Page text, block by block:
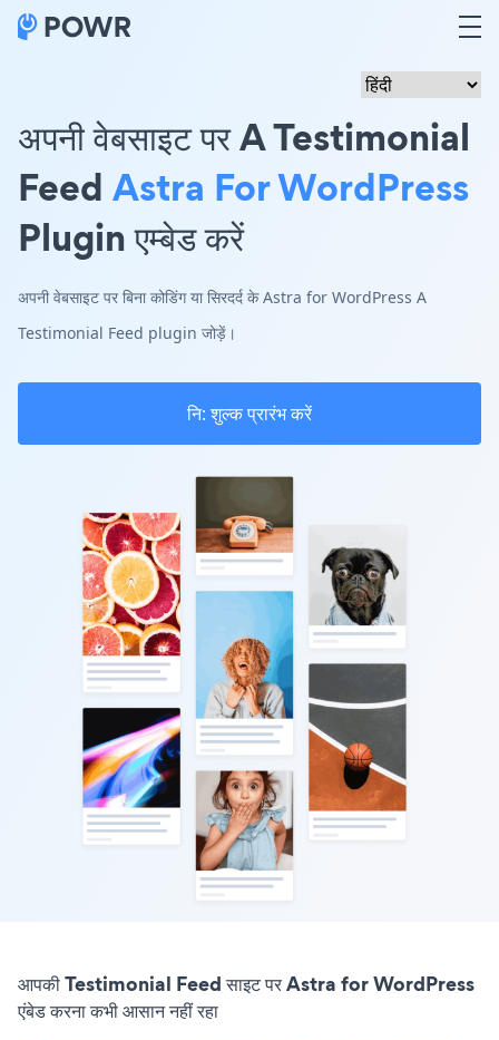
अपनी वेबसाइट पर A Testimonial
Feed Astra For WordPress
Plugin एम्बेड करें
अपनी वेबसाइट पर बिना कोडिंग या सिरदर्द के Astra for WordPress A
Testimonial Feed plugin जोड़ें।
नि: शुल्क प्रारंभ करें
आपकी Testimonial Feed साइट पर Astra for WordPress
एंबेड करना कभी आसान नहीं रहा